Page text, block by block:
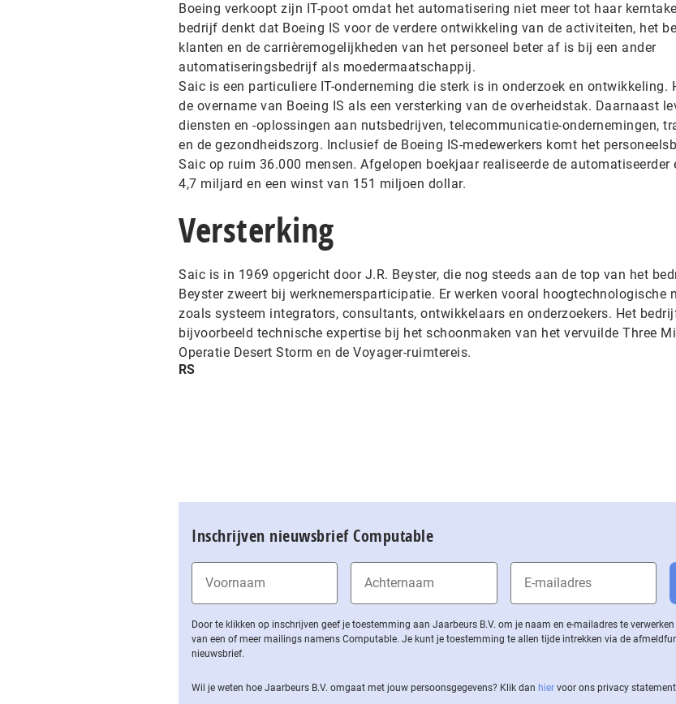
Boeing verkoopt zijn IT-poot omdat het automatisering niet meer tot haar
bedrijf denkt dat Boeing IS voor de verdere ontwikkeling van de activiteiten, het
klanten en de carrièremogelijkheden van het personeel beter af is bij een ander
automatiseringsbedrijf als moedermaatschappij.
Saic is een particuliere IT-onderneming die sterk is in onderzoek en ontwikkeling.
de overname van Boeing IS als een versterking van de overheidstak. Daarnaast
diensten en -oplossingen aan nutsbedrijven, telecommunicatie-ondernemingen,
en de gezondheidszorg. Inclusief de Boeing IS-medewerkers komt het
Saic op ruim 36.000 mensen. Afgelopen boekjaar realiseerde de automatiseerder
4,7 miljard en een winst van 151 miljoen dollar.
Versterking
Saic is in 1969 opgericht door J.R. Beyster, die nog steeds aan de top van het
Beyster zweert bij werknemersparticipatie. Er werken vooral hoogtechnologische
zoals systeem integrators, consultants, ontwikkelaars en onderzoekers. Het
bijvoorbeeld technische expertise bij het schoonmaken van het vervuilde Three
Operatie Desert Storm en de Voyager-ruimtereis.
RS
Inschrijven nieuwsbrief Computable
Door te klikken op inschrijven geef je toestemming aan Jaarbeurs B.V. om je naam en e-mailadres te
van een of meer mailings namens Computable. Je kunt je toestemming te allen tijde intrekken via de
nieuwsbrief.
Wil je weten hoe Jaarbeurs B.V. omgaat met jouw per­soons­ge­ge­vens? Klik dan hier voor ons privacy